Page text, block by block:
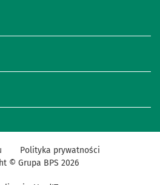
Polityka prywatności
© Grupa BPS 2026